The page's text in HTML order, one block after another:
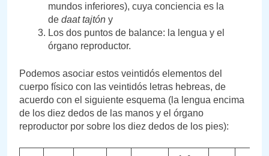
mundos inferiores), cuya conciencia es la
de daat tajtón y
Los dos puntos de balance: la lengua y el
órgano reproductor.
Podemos asociar estos veintidós elementos del
cuerpo físico con las veintidós letras hebreas, de
acuerdo con el siguiente esquema (la lengua encima
de los diez dedos de las manos y el órgano
reproductor por sobre los diez dedos de los pies):